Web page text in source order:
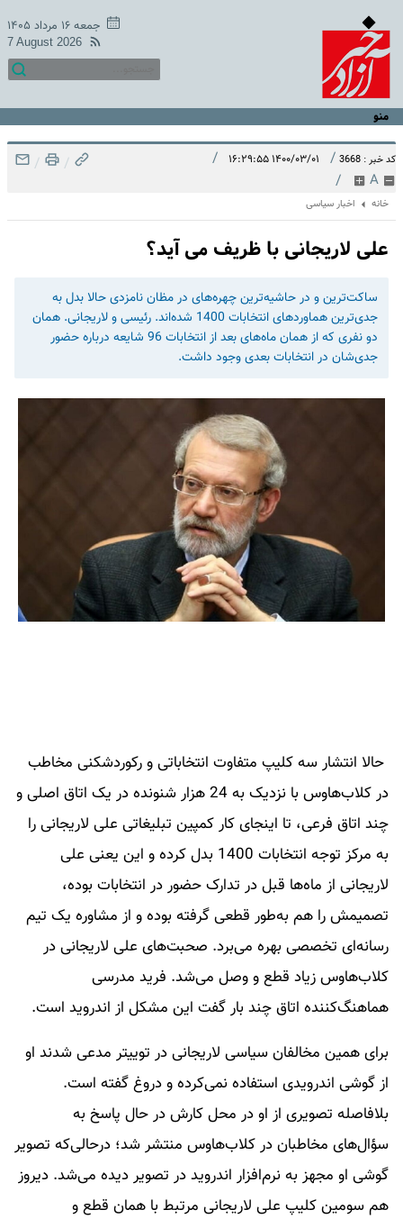
جمعه ۱۶ مرداد ۱۴۰۵
7 August 2026
منو
کد خبر : 3668 / ۱۴۰۰/۰۳/۰۱ ۱۶:۲۹:۵۵ /
A
/
/
/
خانه اخبار سیاسی
علی لاریجانی با ظریف می آید؟
‌ساکت‌ترین و در حاشیه‌ترین چهره‌های در مظان نامزدی حالا بدل به
جدی‌ترین هماوردهای انتخابات 1400 شده‌اند. رئیسی و لاریجانی. همان
دو نفری که از همان ماه‌های بعد از انتخابات 96 شایعه درباره حضور
جدی‌شان در انتخابات بعدی وجود داشت.
حالا انتشار سه کلیپ متفاوت انتخاباتی و رکوردشکنی مخاطب
در کلاب‌هاوس با نزدیک به 24 هزار شنونده در یک اتاق اصلی و
چند اتاق فرعی، تا اینجای کار کمپین تبلیغاتی علی لاریجانی را
به مرکز توجه انتخابات 1400 بدل کرده و این یعنی علی
لاریجانی از ماه‌ها قبل در تدارک حضور در انتخابات بوده،
تصمیمش را هم به‌طور قطعی گرفته بوده و از مشاوره یک تیم
رسانه‌ای تخصصی بهره می‌برد. صحبت‌های علی لاریجانی در
کلاب‌هاوس زیاد قطع و وصل می‌شد. فرید مدرسی
هماهنگ‌کننده اتاق چند بار گفت این مشکل از اندروید است.
برای همین مخالفان سیاسی لاریجانی در توییتر مدعی شدند او
از گوشی اندرویدی استفاده نمی‌کرده و دروغ گفته است.
بلافاصله تصویری از او در محل کارش در حال پاسخ به
سؤال‌های مخاطبان در کلاب‌هاوس منتشر شد؛ درحالی‌که تصویر
گوشی او مجهز به نرم‌افزار اندروید در تصویر دیده می‌شد. دیروز
هم سومین کلیپ علی لاریجانی مرتبط با همان قطع و